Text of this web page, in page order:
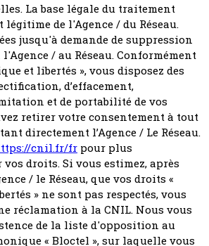
La base légale du traitement
de l'Agence / du Réseau.
jusqu'à demande de suppression
/ au Réseau. Conformément
et libertés », vous disposez des
d’effacement,
et de portabilité de vos
retirer votre consentement à tout
directement l’Agence / Le Réseau.
cnil.fr/fr pour plus
droits. Si vous estimez, après
/ le Réseau, que vos droits «
» ne sont pas respectés, vous
réclamation à la CNIL. Nous vous
de la liste d'opposition au
« Bloctel », sur laquelle vous